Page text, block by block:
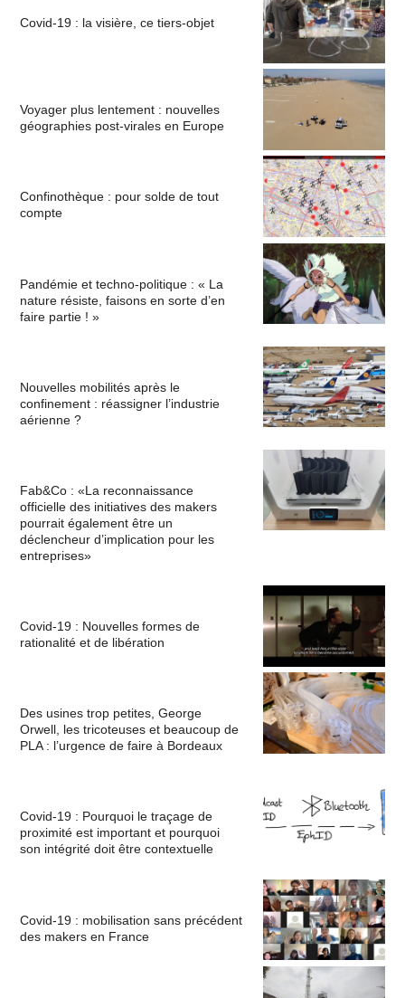
Covid-19 : la visière, ce tiers-objet
Voyager plus lentement : nouvelles
géographies post-virales en Europe
Confinothèque : pour solde de tout
compte
Pandémie et techno-politique : « La
nature résiste, faisons en sorte d’en
faire partie ! »
Nouvelles mobilités après le
confinement : réassigner l’industrie
aérienne ?
Fab&Co : «La reconnaissance
officielle des initiatives des makers
pourrait également être un
déclencheur d’implication pour les
entreprises»
Covid-19 : Nouvelles formes de
rationalité et de libération
Des usines trop petites, George
Orwell, les tricoteuses et beaucoup de
PLA : l’urgence de faire à Bordeaux
Covid-19 : Pourquoi le traçage de
proximité est important et pourquoi
son intégrité doit être contextuelle
Covid-19 : mobilisation sans précédent
des makers en France